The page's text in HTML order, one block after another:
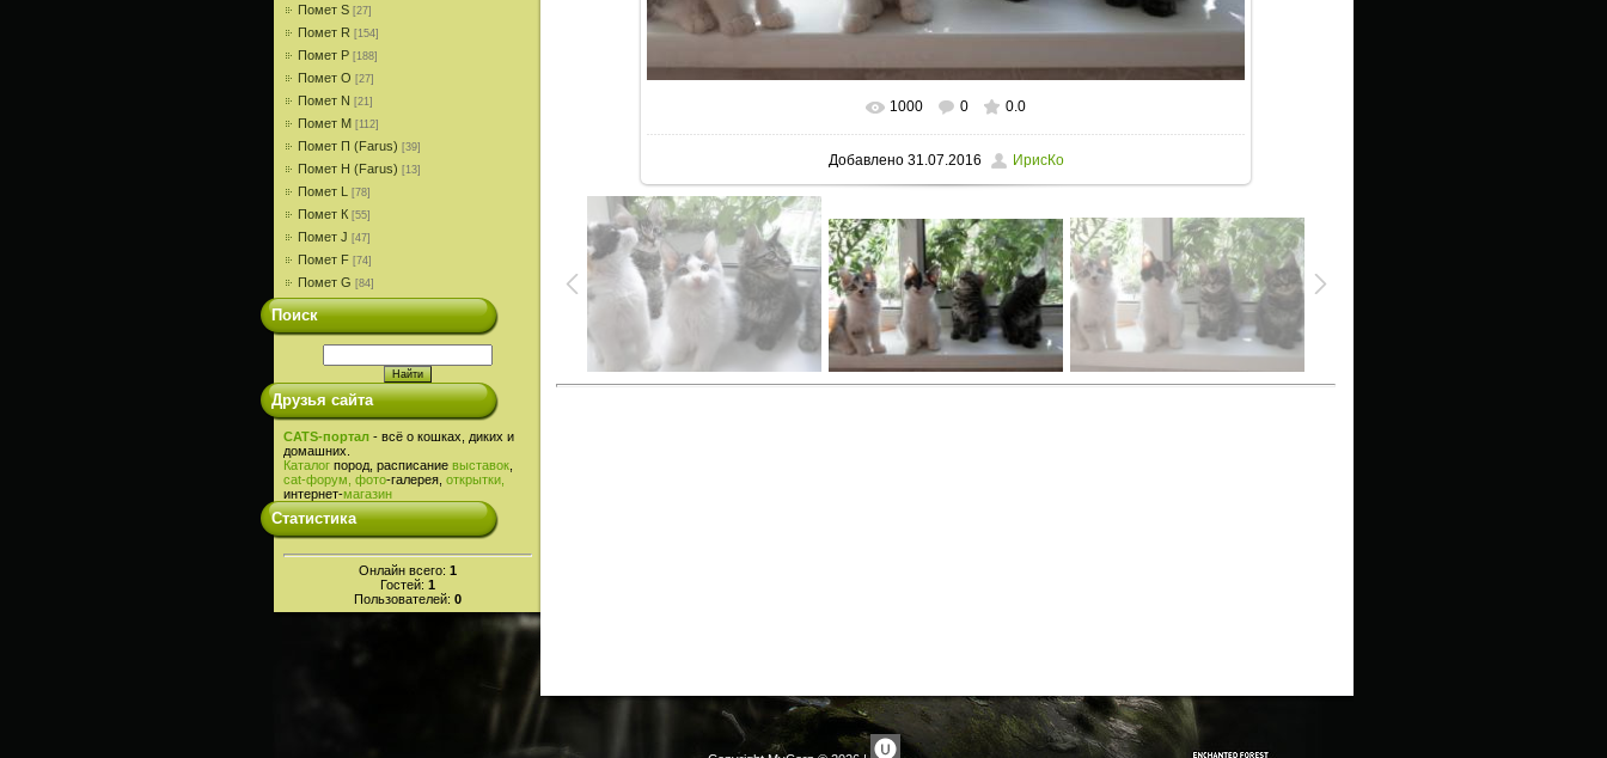
Помет S [27]
Помет R [154]
Помет P [188]
Помет О [27]
Помет N [21]
Помет M [112]
Помет П (Farus) [39]
Помет Н (Farus) [13]
Помет L [78]
Помет К [55]
Помет J [47]
Помет F [74]
Помет G [84]
Поиск
Друзья сайта
CATS-портал - всё о кошках, диких и
домашних.
Каталог пород, расписание выставок
cat-форум, фото-галерея, открытки,
интернет-магазин
Статистика
Онлайн всего: 1
Гостей: 1
Пользователей: 0
В реальном размере 1024x672
1000 0 0.0
Добавлено31.07.2016 ИрисКо